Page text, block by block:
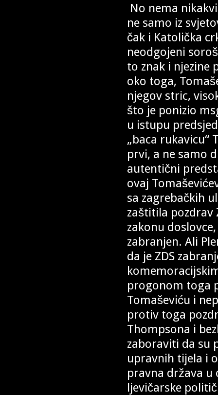
No nema
ne samo iz
čak i Katolička
neodgojeni
to znak i njezine
oko toga,
njegov stric,
što je ponizio
u istupu
„baca rukavicu“
prvi, a ne samo
autentični
ovaj
sa zagrebačkih
zaštitila pozdrav
zakonu
zabranjen. Ali
da je ZDS
progonom toga
Tomaševiću i
protiv toga
Thompsona i
zaboraviti da su
upravnih tijela i
pravna država u
ljevičarske